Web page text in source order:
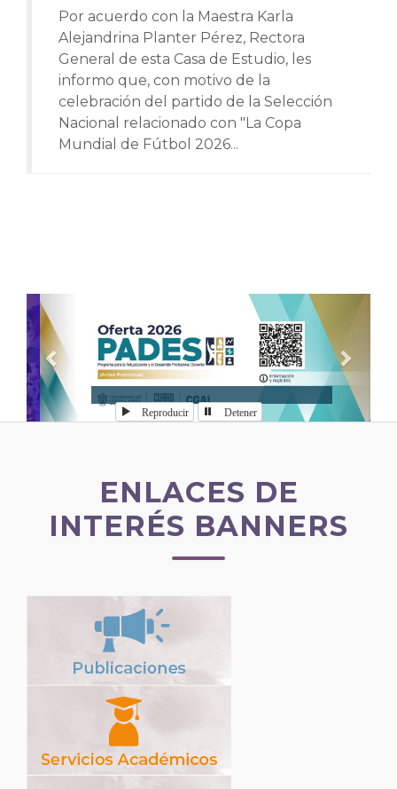
Por acuerdo con la Maestra Karla
Alejandrina Planter Pérez, Rectora
General de esta Casa de Estudio, les
informo que, con motivo de la
celebración del partido de la Selección
Nacional relacionado con "La Copa
Mundial de Fútbol 2026...
Reproducir Detener
ENLACES DE
INTERÉS BANNERS